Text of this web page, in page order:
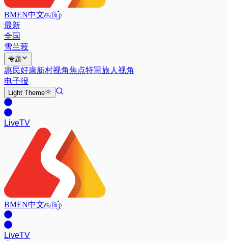
BMEN中文தமிழ்
最新
全国
雪兰莪
专题
惠民好康新村视角焦点特写旅人视角
电子报
Light Theme
LiveTV
BMEN中文தமிழ்
LiveTV